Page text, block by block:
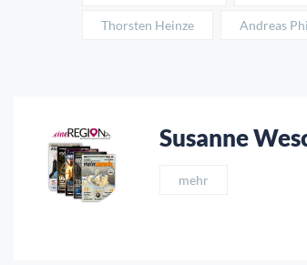
Thorsten Heinze Andreas
Susanne
mehr